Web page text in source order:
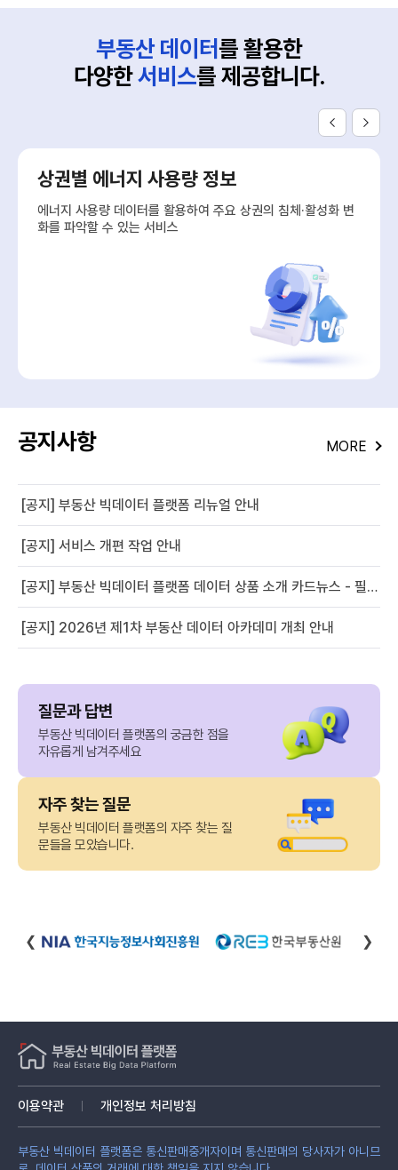
부동산 데이터를 활용한
다양한서비스를 제공합니다.
상권별 에너지 사용량 정보
에너지 사용량 데이터를 활용하여 주요 상권의 침체·활성화 변
화를 파악할 수 있는 서비스
공지사항 MORE
[공지] 부동산 빅데이터 플랫폼 리뉴얼 안내
[공지] 서비스 개편 작업 안내
[공지] 부동산 빅데이터 플랫폼 데이터 상품 소개 카드뉴스 - 필지별 경사도 정보
[공지] 2026년 제1차 부동산 데이터 아카데미 개최 안내
질문과 답변
부동산 빅데이터 플랫폼의 궁금한 점을
자유롭게 남겨주세요
자주 찾는 질문
부동산 빅데이터 플랫폼의 자주 찾는 질
문들을 모았습니다.
❮ ❯
이용약관 개인정보 처리방침
부동산 빅데이터 플랫폼은 통신판매중개자이며 통신판매의 당사자가 아니므